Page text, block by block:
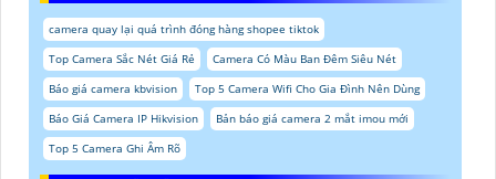
camera quay lại quá trình đóng hàng shopee tiktok
Top Camera Sắc Nét Giá Rẻ
Camera Có Màu Ban Đêm Siêu Nét
Báo giá camera kbvision
Top 5 Camera Wifi Cho Gia Đình Nên Dùng
Báo Giá Camera IP Hikvision
Bản báo giá camera 2 mắt imou mới
Top 5 Camera Ghi Âm Rõ